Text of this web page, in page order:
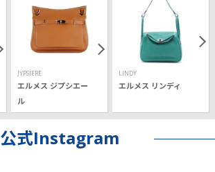
JYPSIERE
エルメス ジプシエー
ル
LINDY
エルメス リンディ
公式Instagram